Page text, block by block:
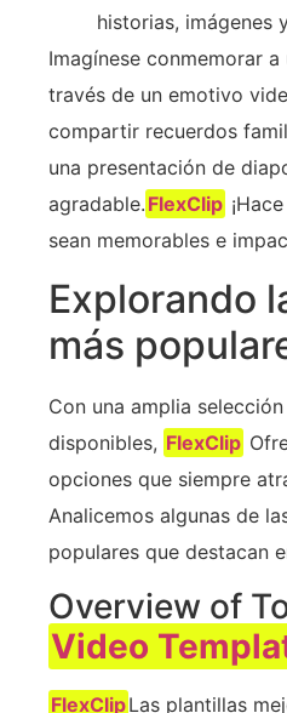
historias, imágenes
Imagínese conmemorar
través de un emotivo
compartir recuerdos
una presentación de
agradable. FlexClip
sean memorables e
Explorando
más
Con una amplia
disponibles, FlexClip
opciones que siempre
Analicemos algunas de
populares que destacan
Overview of
Video
FlexClipLas plantillas